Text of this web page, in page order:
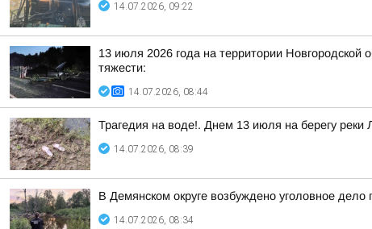
14.07.2026, 09:22
13 июля 2026 года на территории Новгородской
тяжести:
14.07.2026, 08:44
Трагедия на воде!. Днем 13 июля на берегу реки
14.07.2026, 08:39
В Демянском округе возбуждено уголовное
14.07.2026, 08:34